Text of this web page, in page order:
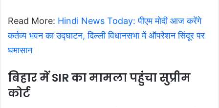
Read More: Hindi News Today: पीएम मोदी आज करेंगे
कर्तव्य भवन का उद्घाटन, दिल्ली विधानसभा में ऑपरेशन सिंदूर पर
घमासान
बिहार में SIR का मामला पहुंचा सुप्रीम
कोर्ट